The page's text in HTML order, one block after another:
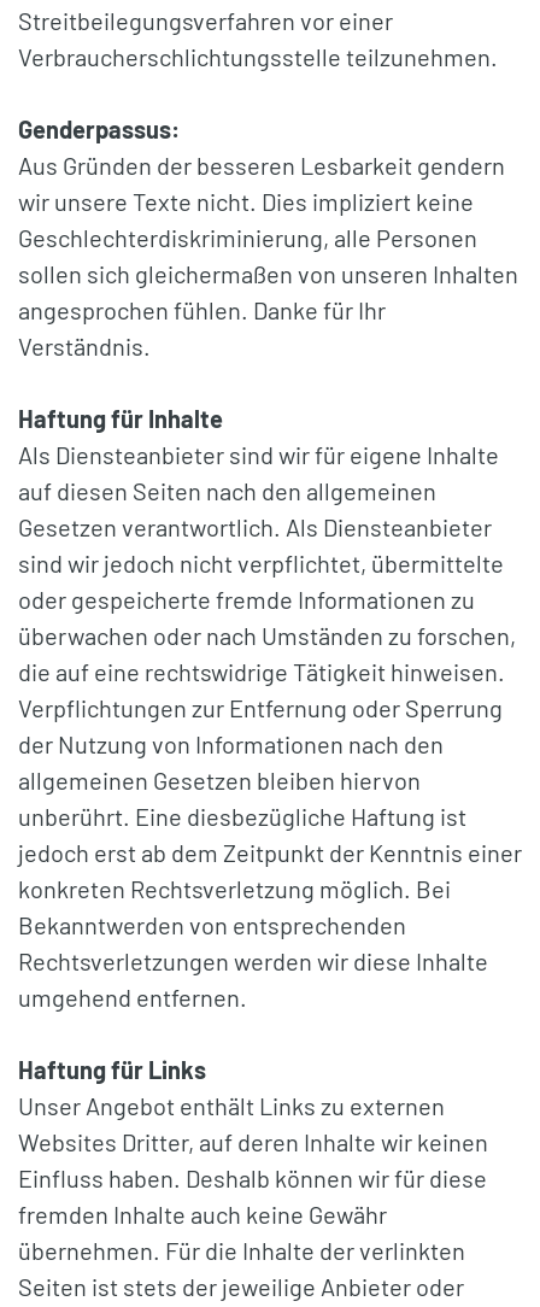
Streitbeilegungsverfahren vor einer
Verbraucherschlichtungsstelle teilzunehmen.
Genderpassus:
Aus Gründen der besseren Lesbarkeit gendern
wir unsere Texte nicht. Dies impliziert keine
Geschlechterdiskriminierung, alle Personen
sollen sich gleichermaßen von unseren Inhalten
angesprochen fühlen. Danke für Ihr
Verständnis.
Haftung für Inhalte
Als Diensteanbieter sind wir für eigene Inhalte
auf diesen Seiten nach den allgemeinen
Gesetzen verantwortlich. Als Diensteanbieter
sind wir jedoch nicht verpflichtet, übermittelte
oder gespeicherte fremde Informationen zu
überwachen oder nach Umständen zu forschen,
die auf eine rechtswidrige Tätigkeit hinweisen.
Verpflichtungen zur Entfernung oder Sperrung
der Nutzung von Informationen nach den
allgemeinen Gesetzen bleiben hiervon
unberührt. Eine diesbezügliche Haftung ist
jedoch erst ab dem Zeitpunkt der Kenntnis einer
konkreten Rechtsverletzung möglich. Bei
Bekanntwerden von entsprechenden
Rechtsverletzungen werden wir diese Inhalte
umgehend entfernen.
Haftung für Links
Unser Angebot enthält Links zu externen
Websites Dritter, auf deren Inhalte wir keinen
Einfluss haben. Deshalb können wir für diese
fremden Inhalte auch keine Gewähr
übernehmen. Für die Inhalte der verlinkten
Seiten ist stets der jeweilige Anbieter oder